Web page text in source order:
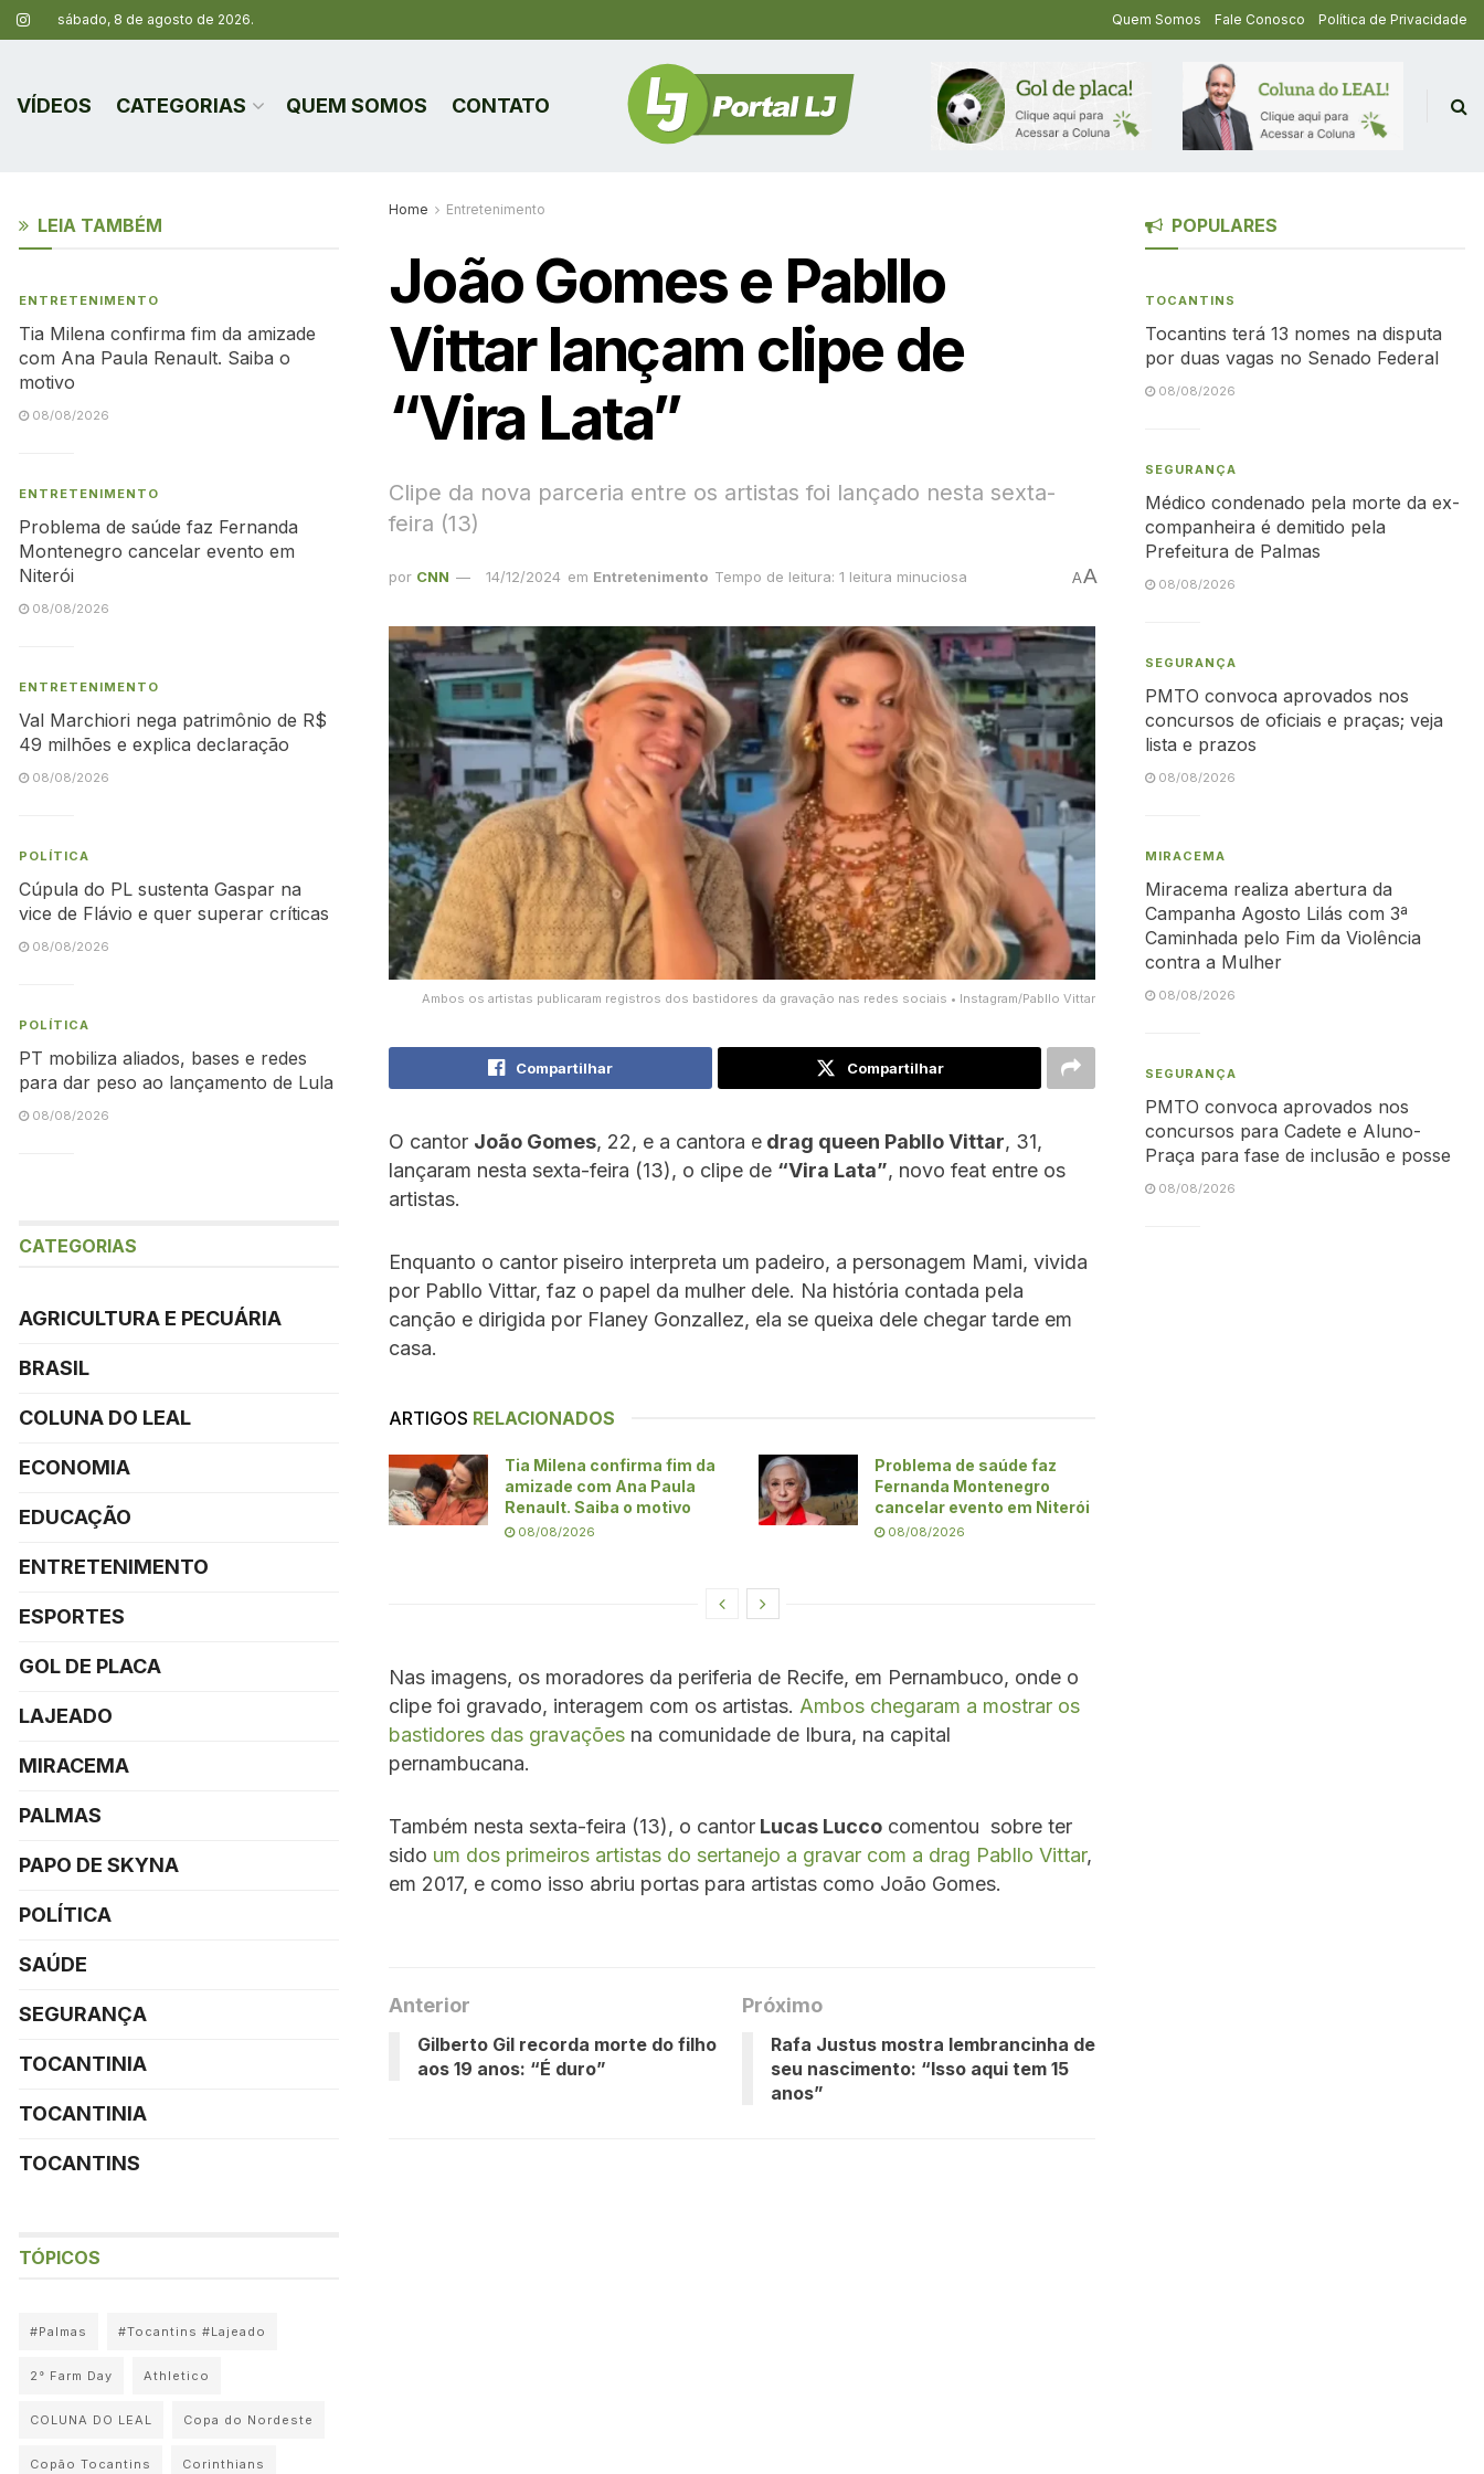
sábado, 8 de agosto de 2026. Quem Somos Fale Conosco Política de Privacidade
VÍDEOS CATEGORIAS QUEM SOMOS CONTATO
Home Entretenimento
João Gomes e Pabllo
Vittar lançam clipe de
“Vira Lata”
Clipe da nova parceria entre os artistas foi lançado nesta sexta-
feira (13)
por CNN 14/12/2024 em Entretenimento Tempo de leitura: 1 leitura minuciosa AA
Ambos os artistas publicaram registros dos bastidores da gravação nas redes sociais • Instagram/Pabllo Vittar
Compartilhar Compartilhar
O cantor João Gomes, 22, e a cantora e drag queen Pabllo Vittar, 31,
lançaram nesta sexta-feira (13), o clipe de “Vira Lata”, novo feat entre os
artistas.
Enquanto o cantor piseiro interpreta um padeiro, a personagem Mami, vivida
por Pabllo Vittar, faz o papel da mulher dele. Na história contada pela
canção e dirigida por Flaney Gonzallez, ela se queixa dele chegar tarde em
casa.
ARTIGOS RELACIONADOS
Tia Milena confirma fim da
amizade com Ana Paula
Renault. Saiba o motivo
08/08/2026
Problema de saúde faz
Fernanda Montenegro
cancelar evento em Niterói
08/08/2026
Nas imagens, os moradores da periferia de Recife, em Pernambuco, onde o
clipe foi gravado, interagem com os artistas. Ambos chegaram a mostrar os
bastidores das gravações na comunidade de Ibura, na capital
pernambucana.
Também nesta sexta-feira (13), o cantor Lucas Lucco comentou sobre ter
sido um dos primeiros artistas do sertanejo a gravar com a drag Pabllo Vittar,
em 2017, e como isso abriu portas para artistas como João Gomes.
Anterior
Gilberto Gil recorda morte do filho
aos 19 anos: “É duro”
Próximo
Rafa Justus mostra lembrancinha de
seu nascimento: “Isso aqui tem 15
anos”
LEIA TAMBÉM
ENTRETENIMENTO
Tia Milena confirma fim da amizade
com Ana Paula Renault. Saiba o
motivo
08/08/2026
ENTRETENIMENTO
Problema de saúde faz Fernanda
Montenegro cancelar evento em
Niterói
08/08/2026
ENTRETENIMENTO
Val Marchiori nega patrimônio de R$
49 milhões e explica declaração
08/08/2026
POLÍTICA
Cúpula do PL sustenta Gaspar na
vice de Flávio e quer superar críticas
08/08/2026
POLÍTICA
PT mobiliza aliados, bases e redes
para dar peso ao lançamento de Lula
08/08/2026
CATEGORIAS
AGRICULTURA E PECUÁRIA
BRASIL
COLUNA DO LEAL
ECONOMIA
EDUCAÇÃO
ENTRETENIMENTO
ESPORTES
GOL DE PLACA
LAJEADO
MIRACEMA
PALMAS
PAPO DE SKYNA
POLÍTICA
SAÚDE
SEGURANÇA
TOCANTINIA
TOCANTINIA
TOCANTINS
TÓPICOS
#Palmas #Tocantins #Lajeado
2° Farm Day Athletico
COLUNA DO LEAL Copa do Nordeste
Copão Tocantins Corinthians
POPULARES
TOCANTINS
Tocantins terá 13 nomes na disputa
por duas vagas no Senado Federal
08/08/2026
SEGURANÇA
Médico condenado pela morte da ex-
companheira é demitido pela
Prefeitura de Palmas
08/08/2026
SEGURANÇA
PMTO convoca aprovados nos
concursos de oficiais e praças; veja
lista e prazos
08/08/2026
MIRACEMA
Miracema realiza abertura da
Campanha Agosto Lilás com 3ª
Caminhada pelo Fim da Violência
contra a Mulher
08/08/2026
SEGURANÇA
PMTO convoca aprovados nos
concursos para Cadete e Aluno-
Praça para fase de inclusão e posse
08/08/2026